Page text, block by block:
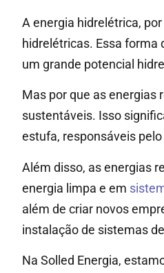
A energia hidrelétrica,
hidrelétricas. Essa forma
um grande potencial
Mas por que as energias
sustentáveis. Isso
estufa, responsáveis
Além disso, as energias
energia limpa e em
além de criar novos
instalação de sistemas
Na Solled Energia,